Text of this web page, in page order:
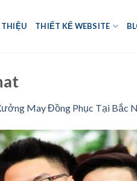
THIỆU THIẾT KẾ WEBSITE
May Đồng Phục Tại Bắc